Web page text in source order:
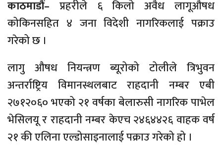
काठमाडौं– प्रहरीले ६ किलो अवैध लागूऔषध
कोकिनसहित ४ जना विदेशी नागरिकलाई पक्राउ
गरेको छ ।
लागु औषध नियन्त्रण ब्यूरोको टोलीले त्रिभुवन
अन्तर्राष्ट्रिय विमानस्थलबाट राहदानी नम्बर एबी
२७१२०६० भएको २१ वर्षका बेलारुसी नागरिक पाभेल
भेसिलयू र राहदानी नम्बर केएच २४६४४२६ वाहक वर्ष
२१ की एलिना एल्डोसाइनालाई पक्राउ गरेको हो ।